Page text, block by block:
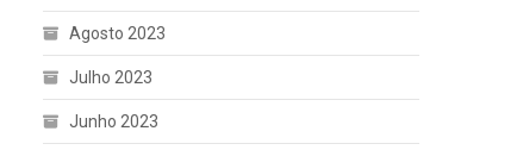
Agosto 2023
Julho 2023
Junho 2023